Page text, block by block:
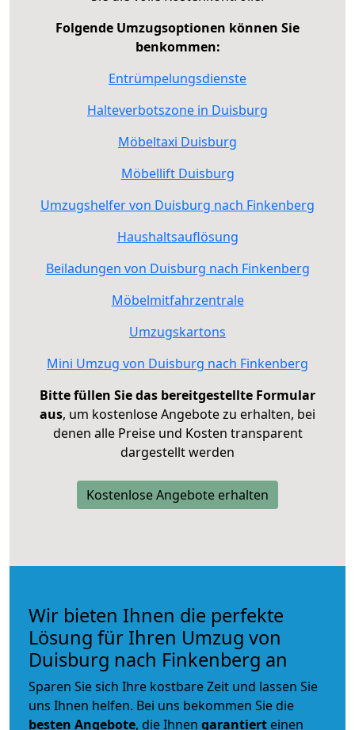
Folgende Umzugsoptionen können Sie
benkommen:
Entrümpelungsdienste
Halteverbotszone in Duisburg
Möbeltaxi Duisburg
Möbellift Duisburg
Umzugshelfer von Duisburg nach Finkenberg
Haushaltsauflösung
Beiladungen von Duisburg nach Finkenberg
Möbelmitfahrzentrale
Umzugskartons
Mini Umzug von Duisburg nach Finkenberg
Bitte füllen Sie das bereitgestellte Formular
aus, um kostenlose Angebote zu erhalten, bei
denen alle Preise und Kosten transparent
dargestellt werden
Kostenlose Angebote erhalten
Wir bieten Ihnen die perfekte
Lösung für Ihren Umzug von
Duisburg nach Finkenberg an
Sparen Sie sich Ihre kostbare Zeit und lassen Sie
uns Ihnen helfen. Bei uns bekommen Sie die
besten Angebote, die Ihnen garantiert einen